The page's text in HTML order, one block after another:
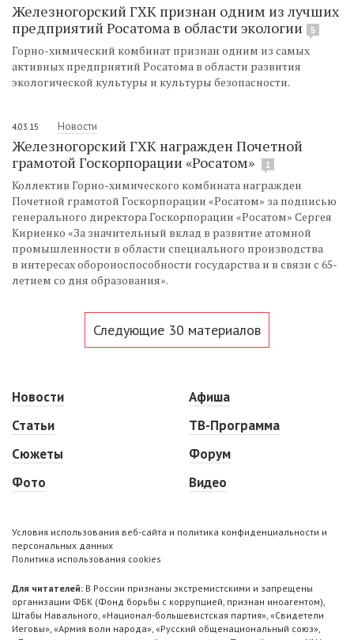
Железногорский ГХК признан одним из лучших
предприятий Росатома в области экологии
5
Горно-химический комбинат признан одним из самых
активных предприятий Росатома в области развития
экологической культуры и культуры безопасности.
4.03.15 Новости
Железногорский ГХК награжден Почетной
грамотой Госкорпорации «Росатом»
1
Коллектив Горно-химического комбината награжден
Почетной грамотой Госкорпорации «Росатом» за подписью
генерального директора Госкорпорации «Росатом» Сергея
Кириенко «За значительный вклад в развитие атомной
промышленности в области специального производства
в интересах обороноспособности государства и в связи с 65-
летием со дня образования».
Следующие 30 материалов
Новости
Статьи
Сюжеты
Фото
Афиша
ТВ-Программа
Форум
Видео
Условия использования веб-сайта и политика конфиденциальности и
персональных данных
Политика использования cookies
Для читателей: В России признаны экстремистскими и запрещены
организации ФБК (Фонд борьбы с коррупцией, признан иноагентом),
Штабы Навального, «Национал-большевистская партия», «Свидетели
Иеговы», «Армия воли народа», «Русский общенациональный союз»,